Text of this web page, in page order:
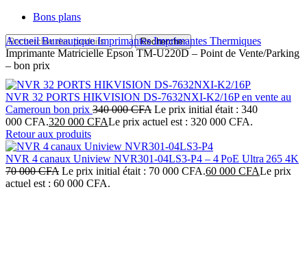
Bons plans
Rechercher
AccueilBureautiqueImprimantesImprimantes Thermiques
Imprimante Matricielle Epson TM‑U220D – Point de Vente/Parking
– bon prix
NVR 32 PORTS HIKVISION DS-7632NXI-K2/16P en vente au
Cameroun bon prix 340 000CFA Le prix initial était : 340
000 CFA.320 000 CFALe prix actuel est : 320 000 CFA.
Retour aux produits
NVR 4 canaux Uniview NVR301‑04LS3‑P4 – 4 PoE Ultra 265 4K
70 000CFA Le prix initial était : 70 000 CFA.60 000 CFALe prix
actuel est : 60 000 CFA.